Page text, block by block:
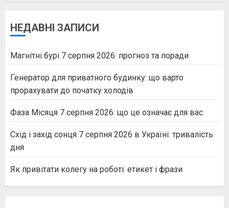
НЕДАВНІ ЗАПИСИ
Магнітні бурі 7 серпня 2026: прогноз та поради
Генератор для приватного будинку: що варто
прорахувати до початку холодів
Фаза Місяця 7 серпня 2026: що це означає для вас
Схід і захід сонця 7 серпня 2026 в Україні: тривалість
дня
Як привітати колегу на роботі: етикет і фрази